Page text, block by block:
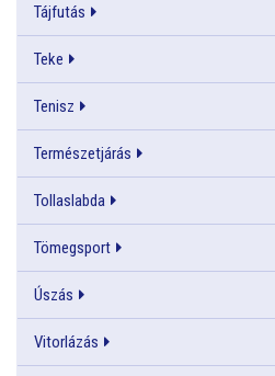
Tájfutás
Teke
Tenisz
Természetjárás
Tollaslabda
Tömegsport
Úszás
Vitorlázás